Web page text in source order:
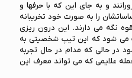
و به جای این که با حرفها و
را به صورت خود تخریبانه
نگه می دارند. این درون ریزی
می شود که این تیپ شخصیتی به
در حالی که مدام در حال تجربه
علایمی که می تواند معرف این